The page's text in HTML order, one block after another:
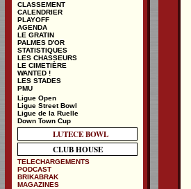
CLASSEMENT
CALENDRIER
PLAYOFF
AGENDA
LE GRATIN
PALMES D'OR
STATISTIQUES
LES CHASSEURS
LE CIMETIÈRE
WANTED !
LES STADES
PMU
Ligue Open
Ligue Street Bowl
Ligue de la Ruelle
Down Town Cup
LUTECE BOWL
CLUB HOUSE
TELECHARGEMENTS
PODCAST
BRIKABRAK
MAGAZINES